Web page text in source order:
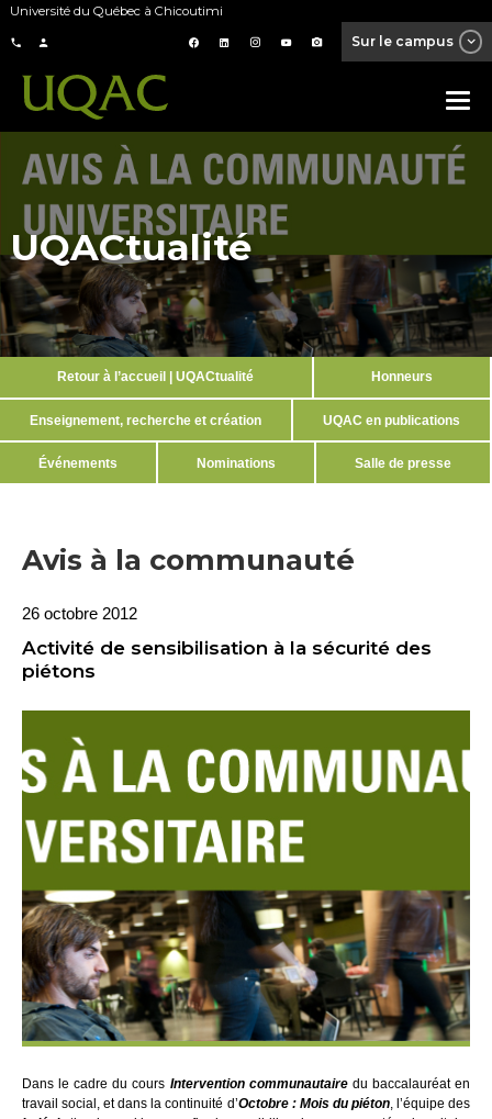
Université du Québec à Chicoutimi
Sur le campus
UQACtualité
Retour à l’accueil | UQACtualité Honneurs
Enseignement, recherche et création UQAC en publications
Événements Nominations Salle de presse
Avis à la communauté
26 octobre 2012
Activité de sensibilisation à la sécurité des
piétons
Dans le cadre du cours Intervention communautairedu baccalauréat en
travail social, et dans la continuité d’Octobre : Mois du piéton, l’équipe des